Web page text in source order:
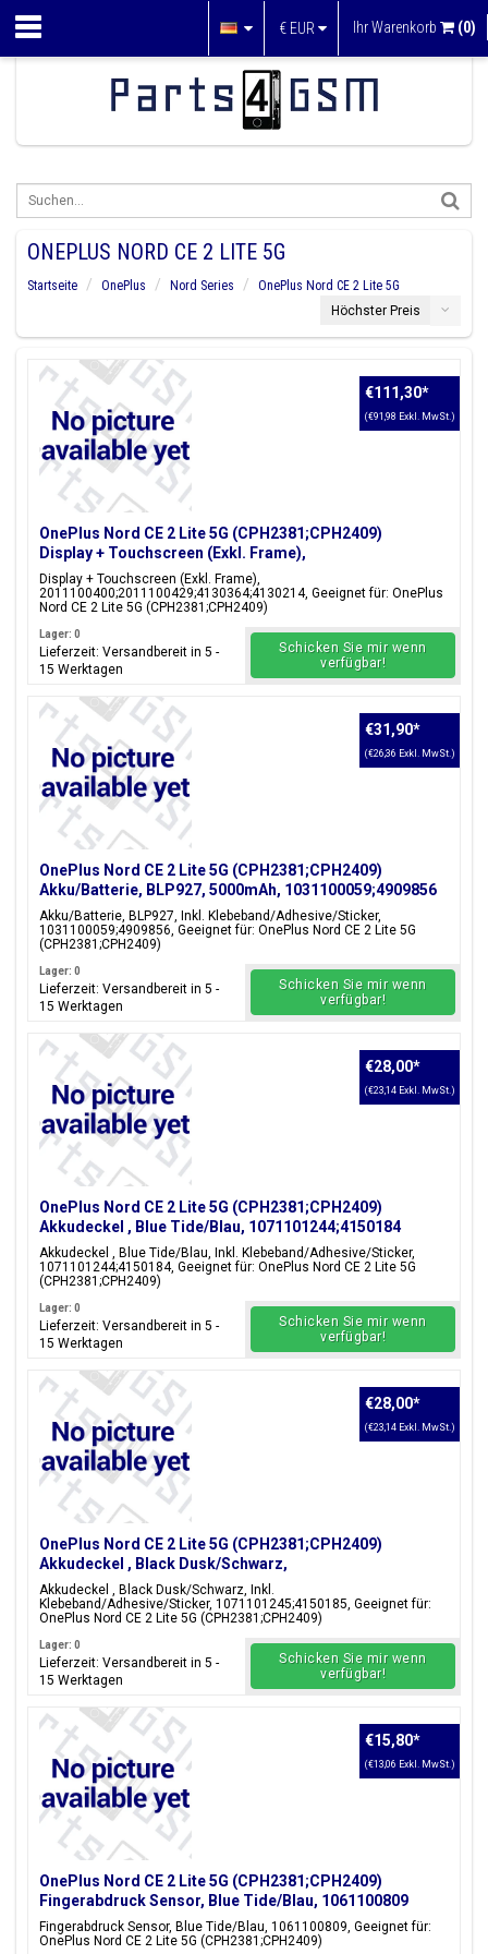
€ EUR Ihr Warenkorb (0)
ONEPLUS NORD CE 2 LITE 5G
Startseite OnePlus Nord Series
OnePlus Nord CE 2 Lite 5G
Höchster Preis
OnePlus Nord CE 2 Lite 5G (CPH2381;CPH2409)
Display + Touchscreen (Exkl. Frame),
2011100400;2011100429;4130364;4130214
Display + Touchscreen (Exkl. Frame),
2011100400;2011100429;4130364;4130214, Geeignet für: OnePlus
Nord CE 2 Lite 5G (CPH2381;CPH2409)
€111,30*
(€91,98 Exkl. MwSt.)
Lager: 0
Lieferzeit: Versandbereit in 5 -
15 Werktagen
Schicken Sie mir wenn
verfügbar!
OnePlus Nord CE 2 Lite 5G (CPH2381;CPH2409)
Akku/Batterie, BLP927, 5000mAh, 1031100059;4909856
Akku/Batterie, BLP927, Inkl. Klebeband/Adhesive/Sticker,
1031100059;4909856, Geeignet für: OnePlus Nord CE 2 Lite 5G
(CPH2381;CPH2409)
€31,90*
(€26,36 Exkl. MwSt.)
Lager: 0
Lieferzeit: Versandbereit in 5 -
15 Werktagen
Schicken Sie mir wenn
verfügbar!
OnePlus Nord CE 2 Lite 5G (CPH2381;CPH2409)
Akkudeckel , Blue Tide/Blau, 1071101244;4150184
Akkudeckel , Blue Tide/Blau, Inkl. Klebeband/Adhesive/Sticker,
1071101244;4150184, Geeignet für: OnePlus Nord CE 2 Lite 5G
(CPH2381;CPH2409)
€28,00*
(€23,14 Exkl. MwSt.)
Lager: 0
Lieferzeit: Versandbereit in 5 -
15 Werktagen
Schicken Sie mir wenn
verfügbar!
OnePlus Nord CE 2 Lite 5G (CPH2381;CPH2409)
Akkudeckel , Black Dusk/Schwarz,
1071101245;4150185
Akkudeckel , Black Dusk/Schwarz, Inkl.
Klebeband/Adhesive/Sticker, 1071101245;4150185, Geeignet für:
OnePlus Nord CE 2 Lite 5G (CPH2381;CPH2409)
€28,00*
(€23,14 Exkl. MwSt.)
Lager: 0
Lieferzeit: Versandbereit in 5 -
15 Werktagen
Schicken Sie mir wenn
verfügbar!
OnePlus Nord CE 2 Lite 5G (CPH2381;CPH2409)
Fingerabdruck Sensor, Blue Tide/Blau, 1061100809
Fingerabdruck Sensor, Blue Tide/Blau, 1061100809, Geeignet für:
OnePlus Nord CE 2 Lite 5G (CPH2381;CPH2409)
€15,80*
(€13,06 Exkl. MwSt.)